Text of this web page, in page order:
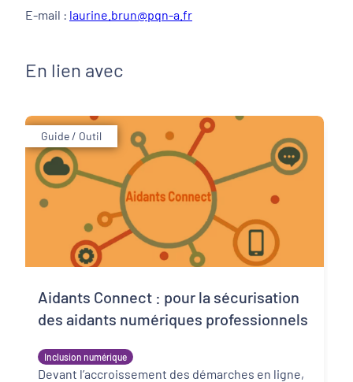
E-mail : laurine.brun@pqn-a.fr
En lien avec
Guide / Outil
Inclusion numérique
Aidants Connect : pour la sécurisation
des aidants numériques professionnels
Devant l’accroissement des démarches en ligne,